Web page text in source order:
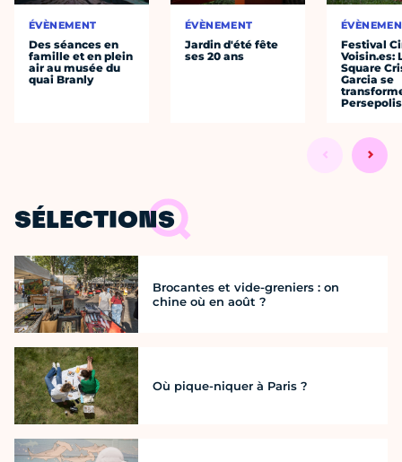
ÉVÈNEMENT
Des séances en
famille et en plein
air au musée du
quai Branly
ÉVÈNEMENT
Jardin d'été fête
ses 20 ans
Festival
Voisin.es:
Square
Garcia se
SÉLECTIONS
Brocantes et vide-greniers : on
chine où en août ?
Où pique-niquer à Paris ?